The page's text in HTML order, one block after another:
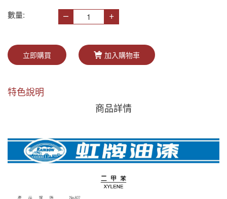
數量: – +
立即購買 加入購物車
特色說明
商品詳情